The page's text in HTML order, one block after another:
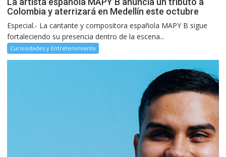
Colombia y aterrizará en Medellín este octubre
Especial.- La cantante y compositora española MAPY B sigue
fortaleciendo su presencia dentro de la escena...
Curiosidades y Entretenimiento